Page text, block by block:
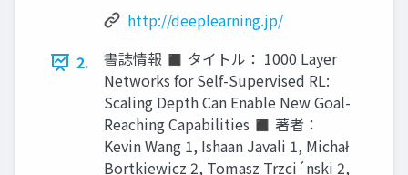
http://deeplearning.jp/
2.
書誌情報 ◼ タイトル： 1000 Layer
Networks for Self-Supervised RL:
Scaling Depth Can Enable New Goal-
Reaching Capabilities ◼ 著者：
Kevin Wang 1, Ishaan Javali 1, Michał
Bortkiewicz 2, Tomasz Trzci´nski 2,